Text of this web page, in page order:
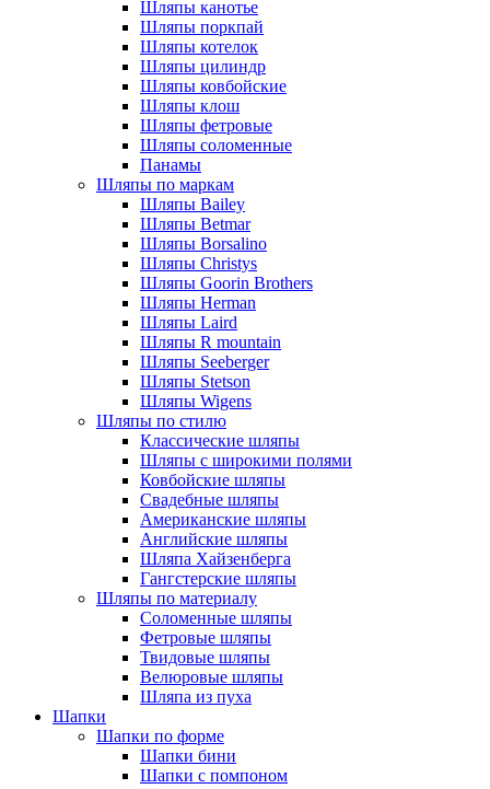
Шляпы канотье
Шляпы поркпай
Шляпы котелок
Шляпы цилиндр
Шляпы ковбойские
Шляпы клош
Шляпы фетровые
Шляпы соломенные
Панамы
Шляпы по маркам
Шляпы Bailey
Шляпы Betmar
Шляпы Borsalino
Шляпы Christys
Шляпы Goorin Brothers
Шляпы Herman
Шляпы Laird
Шляпы R mountain
Шляпы Seeberger
Шляпы Stetson
Шляпы Wigens
Шляпы по стилю
Классические шляпы
Шляпы с широкими полями
Ковбойские шляпы
Свадебные шляпы
Американские шляпы
Английские шляпы
Шляпа Хайзенберга
Гангстерские шляпы
Шляпы по материалу
Соломенные шляпы
Фетровые шляпы
Твидовые шляпы
Велюровые шляпы
Шляпа из пуха
Шапки
Шапки по форме
Шапки бини
Шапки с помпоном